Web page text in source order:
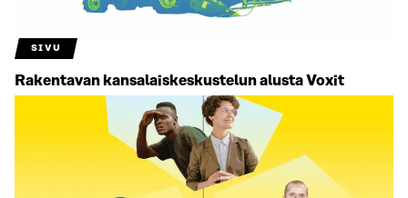
SIVU
Rakentavan kansalais­keskustelun alusta Voxit